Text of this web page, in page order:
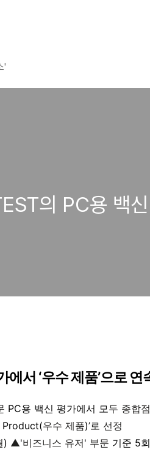
'
의 PC용 백신
에서 ‘우수 제품’으로 연
PC용 백신 평가에서 모두 종합
Product(우수 제품)’로 선정
) ▲'비즈니스 유저' 부문 기준 5